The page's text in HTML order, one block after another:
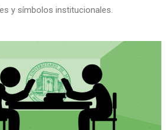
y símbolos institucionales.